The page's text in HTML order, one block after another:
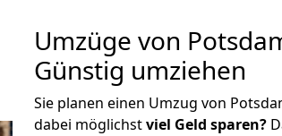
Umzüge von
Günstig umziehen
Sie planen einen Umzug von
dabei möglichstviel Geld sparen?